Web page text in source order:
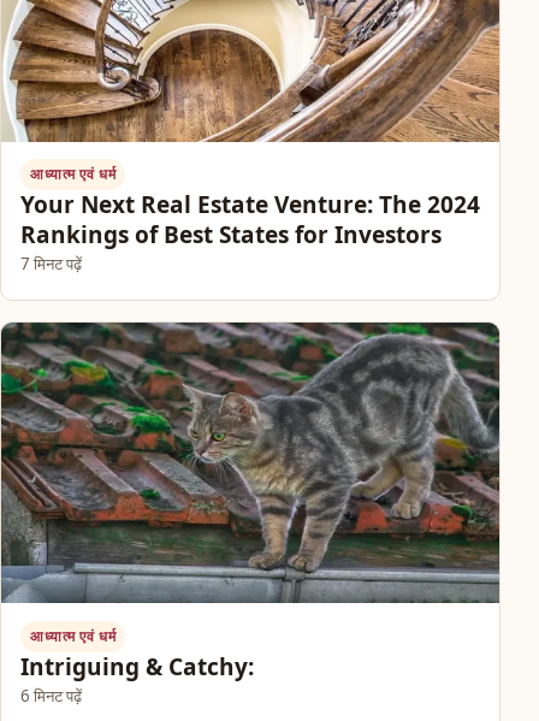
आध्यात्म एवं धर्म
Your Next Real Estate Venture: The 2024
Rankings of Best States for Investors
7 मिनट पढ़ें
आध्यात्म एवं धर्म
Intriguing & Catchy:
6 मिनट पढ़ें